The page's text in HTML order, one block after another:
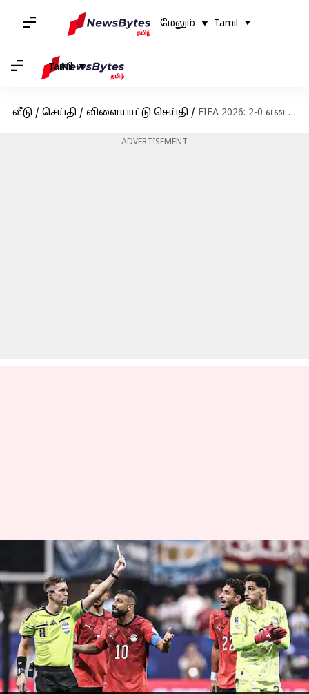
மேலும் Tamil
Tamil
வீடு / செய்தி / விளையாட்டு செய்தி / FIFA 2026: 2-0 என முன்னிலை பெற்றும் எகிப்துக்கு நேர்ந்த சோகம்; அர்ஜென்டினாவுக்கு சாதகமாக செயல்பட்டதா VAR?
ADVERTISEMENT
FIFA 2026: 2-0 என
முன்னிலை பெற்றும்
எகிப்துக்கு நேர்ந்த
சோகம்;
அர்ஜென்டினாவுக்கு
சாதகமாக செயல்பட்டதா
VAR?